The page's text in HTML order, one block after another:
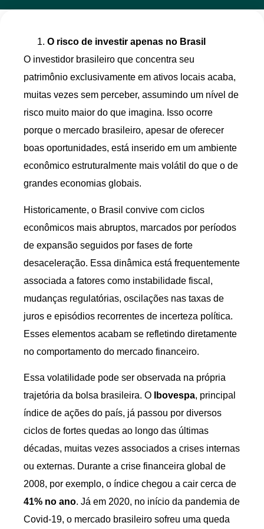
O risco de investir apenas no Brasil
O investidor brasileiro que concentra seu
patrimônio exclusivamente em ativos locais acaba,
muitas vezes sem perceber, assumindo um nível de
risco muito maior do que imagina. Isso ocorre
porque o mercado brasileiro, apesar de oferecer
boas oportunidades, está inserido em um ambiente
econômico estruturalmente mais volátil do que o de
grandes economias globais.
Historicamente, o Brasil convive com ciclos
econômicos mais abruptos, marcados por períodos
de expansão seguidos por fases de forte
desaceleração. Essa dinâmica está frequentemente
associada a fatores como instabilidade fiscal,
mudanças regulatórias, oscilações nas taxas de
juros e episódios recorrentes de incerteza política.
Esses elementos acabam se refletindo diretamente
no comportamento do mercado financeiro.
Essa volatilidade pode ser observada na própria
trajetória da bolsa brasileira. O
Ibovespa, principal
índice de ações do país, já passou por diversos
ciclos de fortes quedas ao longo das últimas
décadas, muitas vezes associados a crises internas
ou externas. Durante a crise financeira global de
2008, por exemplo, o índice chegou a cair cerca de
41% no ano. Já em 2020, no início da pandemia de
Covid-19, o mercado brasileiro sofreu uma queda